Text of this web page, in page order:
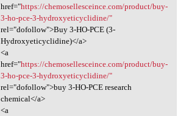
href="https://chemosellesceince.com/product/buy-
3-ho-pce-3-hydroxyeticyclidine/"
rel="dofollow">Buy 3-HO-PCE (3-
Hydroxyeticyclidine)</a>
<a
href="https://chemosellesceince.com/product/buy-
3-ho-pce-3-hydroxyeticyclidine/"
rel="dofollow">buy 3-HO-PCE research
chemical</a>
<a